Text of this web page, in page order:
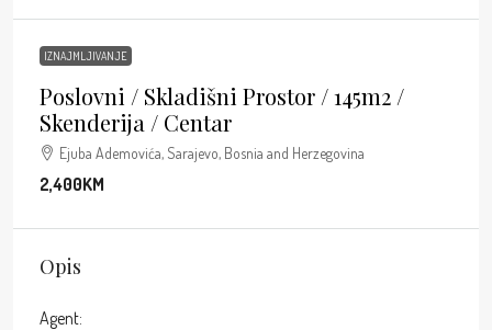
IZNAJMLJIVANJE
Poslovni / Skladišni Prostor / 145m2 /
Skenderija / Centar
Ejuba Ademovića, Sarajevo, Bosnia and Herzegovina
2,400KM
Opis
Agent: